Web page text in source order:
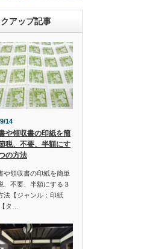
アップ記事
14
や領収書の印紙を簡
税、不要、半額にす
の方法
や領収書の印紙を簡単
、不要、半額にする３
法【ジャンル：印紙
タ…